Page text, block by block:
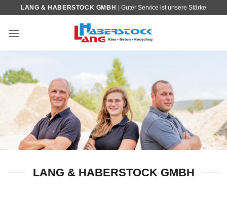
content
LANG & HABERSTOCK GMBH | Guter Service ist unsere Stärke
LANG & HABERSTOCK GMBH